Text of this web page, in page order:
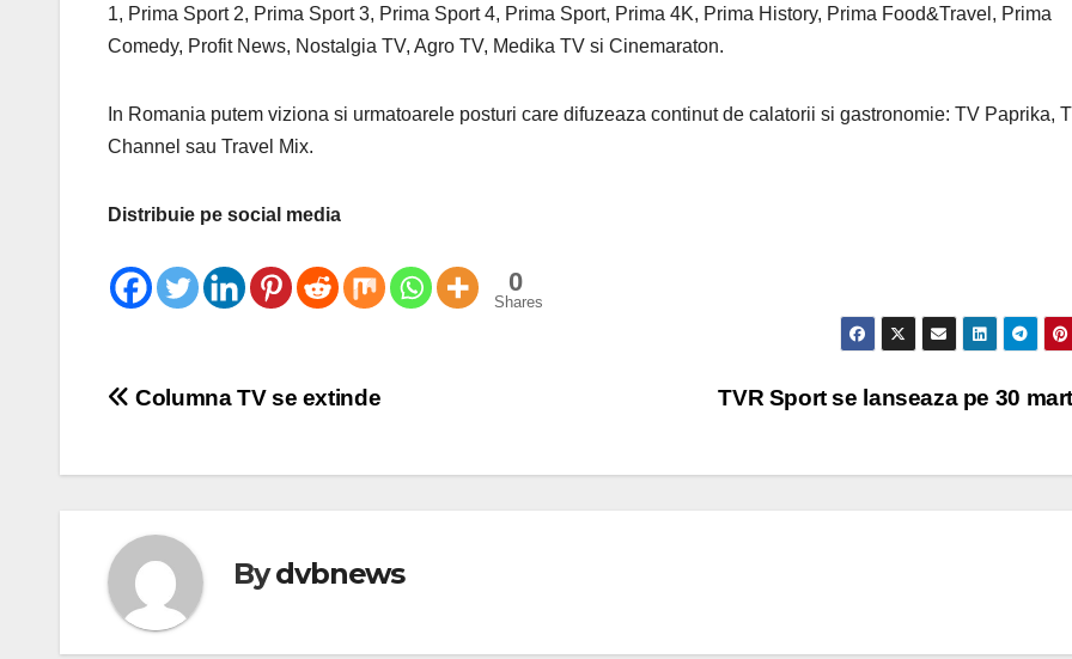
1, Prima Sport 2, Prima Sport 3, Prima Sport 4, Prima Sport, Prima 4K, Prima History, Prima Food&Travel, Prima
Comedy, Profit News, Nostalgia TV, Agro TV, Medika TV si Cinemaraton.
In Romania putem viziona si urmatoarele posturi care difuzeaza continut de calatorii si gastronomie: TV Paprika,
Channel sau Travel Mix.
Distribuie pe social media
0
Shares
Post
TVR Sport se lanseaza pe 30
Columna TV se extinde
Bydvbnews